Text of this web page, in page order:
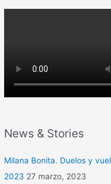
News & Stories
Milana Bonita. Duelos y
2023 27 marzo, 2023